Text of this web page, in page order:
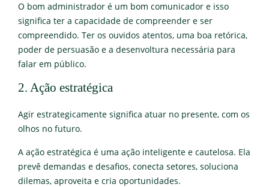
O bom administrador é um bom comunicador e isso
significa ter a capacidade de compreender e ser
compreendido. Ter os ouvidos atentos, uma boa retórica,
poder de persuasão e a desenvoltura necessária para
falar em público.
2. Ação estratégica
Agir estrategicamente significa atuar no presente, com os
olhos no futuro.
A ação estratégica é uma ação inteligente e cautelosa. Ela
prevê demandas e desafios, conecta setores, soluciona
dilemas, aproveita e cria oportunidades.